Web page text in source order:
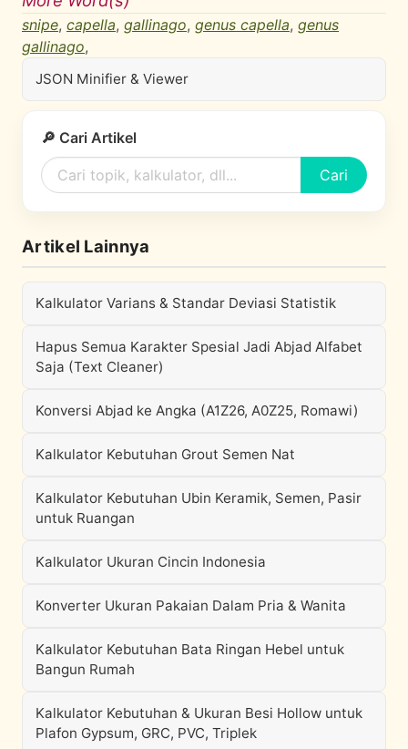
snipe, capella, gallinago, genus capella, genus
gallinago,
JSON Minifier & Viewer
🔎 Cari Artikel
Cari
Artikel Lainnya
Kalkulator Varians & Standar Deviasi Statistik
Hapus Semua Karakter Spesial Jadi Abjad Alfabet
Saja (Text Cleaner)
Konversi Abjad ke Angka (A1Z26, A0Z25, Romawi)
Kalkulator Kebutuhan Grout Semen Nat
Kalkulator Kebutuhan Ubin Keramik, Semen, Pasir
untuk Ruangan
Kalkulator Ukuran Cincin Indonesia
Konverter Ukuran Pakaian Dalam Pria & Wanita
Kalkulator Kebutuhan Bata Ringan Hebel untuk
Bangun Rumah
Kalkulator Kebutuhan & Ukuran Besi Hollow untuk
Plafon Gypsum, GRC, PVC, Triplek